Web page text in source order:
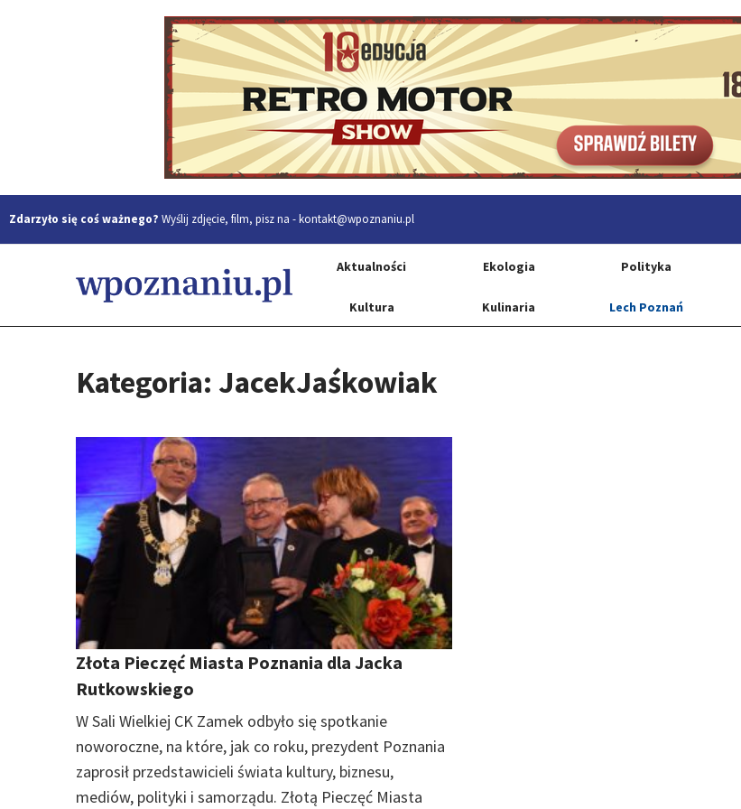
Zdarzyło się coś ważnego? Wyślij zdjęcie, film, pisz na -kontakt@wpoznaniu.pl
Aktualności Ekologia Polityka
Kultura Kulinaria Lech Poznań
Kategoria: JacekJaśkowiak
Złota Pieczęć Miasta Poznania dla Jacka
Rutkowskiego
W Sali Wielkiej CK Zamek odbyło się spotkanie
noworoczne, na które, jak co roku, prezydent Poznania
zaprosił przedstawicieli świata kultury, biznesu,
mediów, polityki i samorządu. Złotą Pieczęć Miasta